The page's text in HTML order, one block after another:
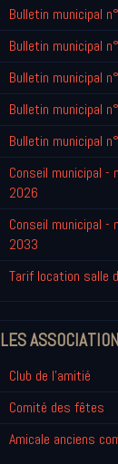
Bulletin municipal
Bulletin municipal
Bulletin municipal
Bulletin municipal
Bulletin municipal
Conseil municipal -
2026
Conseil municipal -
2033
Tarif location salle
LES
Club de l'amitié
Comité des fêtes
Amicale anciens